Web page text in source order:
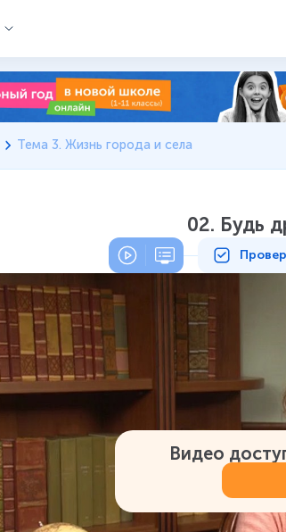
Тема 3. Жизнь города и села
02. Будь
Видео